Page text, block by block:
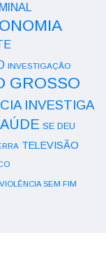
INVESTIGAÇÃO
GROSSO
INVESTIGA
SE DEU
TELEVISÃO
VIOLÊNCIA SEM FIM